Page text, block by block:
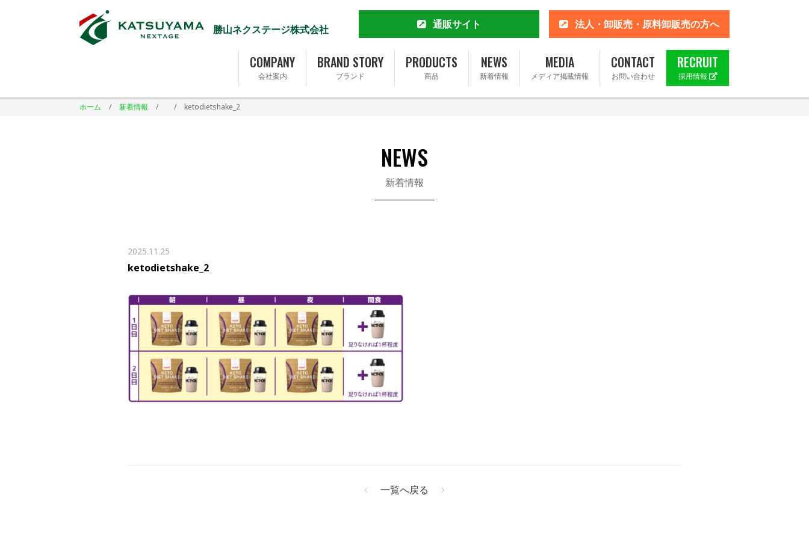
勝山ネクステージ株式会社 通販サイト
公式通販サイト
楽天市場店
Yahoo!ショッピング店
Amazon
法人・卸販売・原料卸販売の方へ
COMPANY
会社案内
BRAND STORY
ブランド
PRODUCTS
商品
NEWS
新着情報
MEDIA
メディア掲載情報
CONTACT
お問い合わせ
RECRUIT
採用情報
ホーム / 新着情報 / / ketodietshake_2
NEWS
新着情報
2025.11.25
ketodietshake_2
一覧へ戻る